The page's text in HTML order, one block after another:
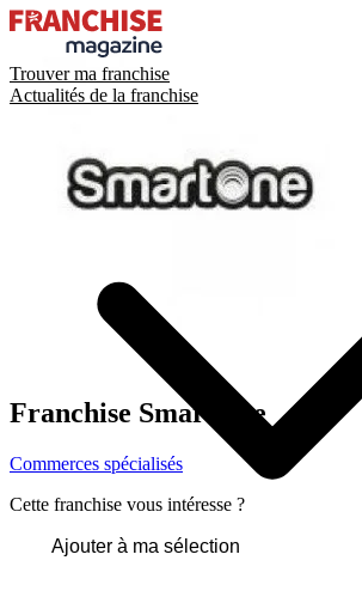
Trouver ma franchise
Actualités de la franchise
Franchise SmartOne
Commerces spécialisés
Cette franchise vous intéresse ?
Ajouter à ma sélection